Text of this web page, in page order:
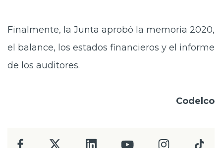
Finalmente, la Junta aprobó la memoria 2020,
el balance, los estados financieros y el informe
de los auditores.
Codelco